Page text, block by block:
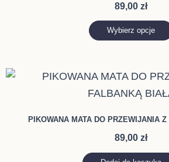
89,00 zł
Wybierz opcje
PIKOWANA MATA DO PRZEWIJANIA
89,00 zł